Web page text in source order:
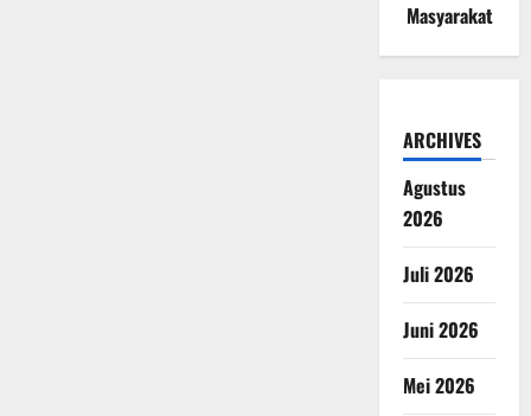
Masyarakat
ARCHIVES
Agustus
2026
Juli 2026
Juni 2026
Mei 2026